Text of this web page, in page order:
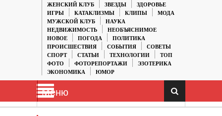
ЖЕНСКИЙ КЛУБ
ЗВЕЗДЫ
ЗДОРОВЬЕ
ИГРЫ
КАТАКЛИЗМЫ КЛИПЫ
МОДА
МУЖСКОЙ КЛУБ
НАУКА
НЕДВИЖИМОСТЬ
НЕОБЪЯСНИМОЕ
НОВОЕ
ПОГОДА
ПОЛИТИКА
ПРОИСШЕСТВИЯ
СОБЫТИЯ
СОВЕТЫ
СПОРТ
СТАТЬИ ТЕХНОЛОГИИ
ТОП
ФОТО
ФОТОРЕПОРТАЖИ
ЭЗОТЕРИКА
ЭКОНОМИКА
ЮМОР
Меню